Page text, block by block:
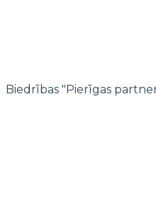
Biedrības "Pierīgas